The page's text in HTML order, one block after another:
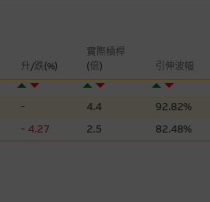
升/跌(%)
實際槓桿
(倍)
引伸波幅
- 4.4 92.82%
- 4.27 2.5 82.48%
成我們提出的意見。所用假設及參數並非唯
述，亦不保證任何所示的指示表現或回報將
誠提供，然而，麥格理集團不作陳述，亦
時性負上責任，除非這是有關適用的的法
、貸款或其他工具。網站內容由麥格理集
或代理人不作陳述，亦不保證網站內容，